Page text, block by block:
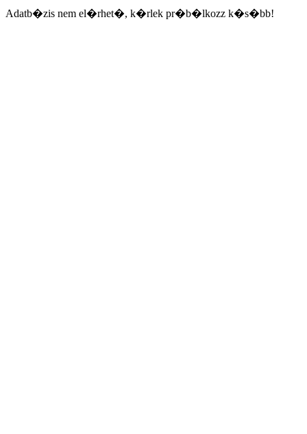
Adatb�zis nem el�rhet�, k�rlek pr�b�lkozz k�s�bb!